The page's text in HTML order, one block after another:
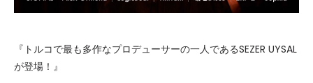
『トルコで最も多作なプロデューサーの一人であるSEZER UYSAL
が登場！』